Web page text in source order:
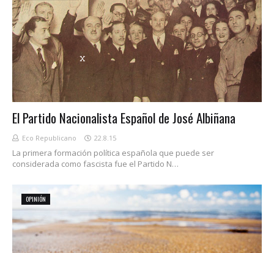
El Partido Nacionalista Español de José Albiñana
Eco Republicano 22.8.15
La primera formación política española que puede ser
considerada como fascista fue el Partido N…
OPINIÓN